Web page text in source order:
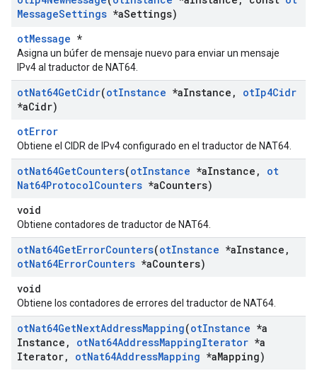
MessageSettings *aSettings)
otMessage *
Asigna un búfer de mensaje nuevo para enviar un mensaje
IPv4 al traductor de NAT64.
otNat64GetCidr(otInstance *aInstance , otIp4Cidr
*aCidr)
otError
Obtiene el CIDR de IPv4 configurado en el traductor de NAT64.
otNat64GetCounters(otInstance *aInstance ,
ot
Nat64ProtocolCounters *aCounters)
void
Obtiene contadores de traductor de NAT64.
otNat64GetErrorCounters(otInstance *aInstance ,
otNat64ErrorCounters *aCounters)
void
Obtiene los contadores de errores del traductor de NAT64.
otNat64GetNextAddressMapping(otInstance *a
Instance , otNat64AddressMappingIterator *a
Iterator, otNat64AddressMapping *aMapping)